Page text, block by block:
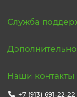
Служба
Дополнительно
Наши контакты
+7 (913) 691-22-22